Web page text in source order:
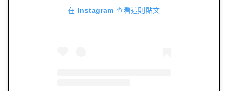
在 Instagram 查看這則貼文